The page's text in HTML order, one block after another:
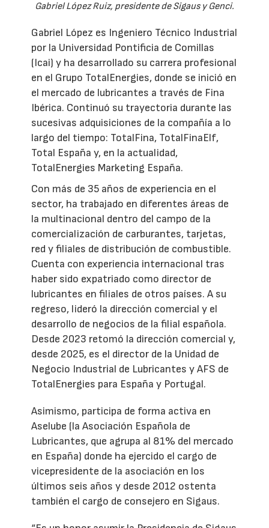
Gabriel López Ruiz, presidente de Sigaus y Genci.
Gabriel López es Ingeniero Técnico Industrial
por la Universidad Pontificia de Comillas
(Icai) y ha desarrollado su carrera profesional
en el Grupo TotalEnergies, donde se inició en
el mercado de lubricantes a través de Fina
Ibérica. Continuó su trayectoria durante las
sucesivas adquisiciones de la compañía a lo
largo del tiempo: TotalFina, TotalFinaElf,
Total España y, en la actualidad,
TotalEnergies Marketing España.
Con más de 35 años de experiencia en el
sector, ha trabajado en diferentes áreas de
la multinacional dentro del campo de la
comercialización de carburantes, tarjetas,
red y filiales de distribución de combustible.
Cuenta con experiencia internacional tras
haber sido expatriado como director de
lubricantes en filiales de otros países. A su
regreso, lideró la dirección comercial y el
desarrollo de negocios de la filial española.
Desde 2023 retomó la dirección comercial y,
desde 2025, es el director de la Unidad de
Negocio Industrial de Lubricantes y AFS de
TotalEnergies para España y Portugal.
Asimismo, participa de forma activa en
Aselube (la Asociación Española de
Lubricantes, que agrupa al 81% del mercado
en España) donde ha ejercido el cargo de
vicepresidente de la asociación en los
últimos seis años y desde 2012 ostenta
también el cargo de consejero en Sigaus.